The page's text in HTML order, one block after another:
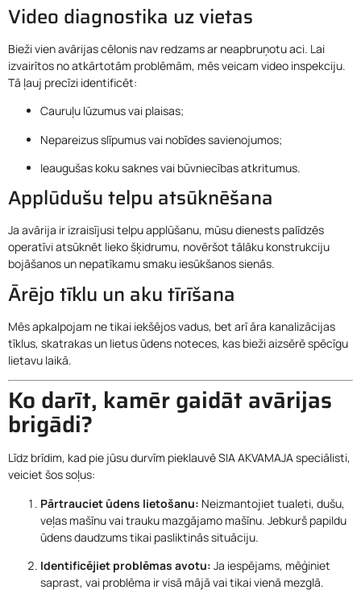
Video diagnostika uz vietas
Bieži vien avārijas cēlonis nav redzams ar neapbruņotu aci. Lai
izvairītos no atkārtotām problēmām, mēs veicam video inspekciju.
Tā ļauj precīzi identificēt:
Cauruļu lūzumus vai plaisas;
Nepareizus slīpumus vai nobīdes savienojumos;
Ieaugušas koku saknes vai būvniecības atkritumus.
Applūdušu telpu atsūknēšana
Ja avārija ir izraisījusi telpu applūšanu, mūsu dienests palīdzēs
operatīvi atsūknēt lieko šķidrumu, novēršot tālāku konstrukciju
bojāšanos un nepatīkamu smaku iesūkšanos sienās.
Ārējo tīklu un aku tīrīšana
Mēs apkalpojam ne tikai iekšējos vadus, bet arī āra kanalizācijas
tīklus, skatrakas un lietus ūdens noteces, kas bieži aizsērē spēcīgu
lietavu laikā.
Ko darīt, kamēr gaidāt avārijas
brigādi?
Līdz brīdim, kad pie jūsu durvīm pieklauvē SIA AKVAMAJA speciālisti,
veiciet šos soļus:
Pārtrauciet ūdens lietošanu: Neizmantojiet tualeti, dušu,
veļas mašīnu vai trauku mazgājamo mašīnu. Jebkurš papildu
ūdens daudzums tikai pasliktinās situāciju.
Identificējiet problēmas avotu: Ja iespējams, mēģiniet
saprast, vai problēma ir visā mājā vai tikai vienā mezglā.